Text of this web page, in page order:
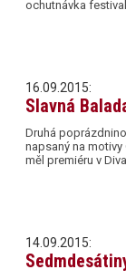
ochutnávka
16.09.2015:
Slavná
Druhá
napsaný na
měl premiéru v
14.09.2015: